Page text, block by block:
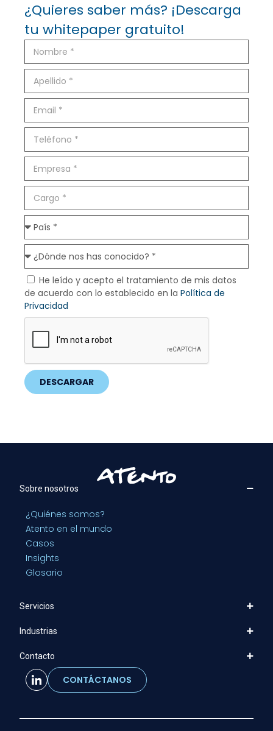
¿Quieres saber más? ¡Descarga
tu whitepaper gratuito!
He leído y acepto el tratamiento de mis datos
de acuerdo con lo establecido en la Política de
Privacidad
DESCARGAR
Sobre nosotros
¿Quiénes somos?
Atento en el mundo
Casos
Insights
Glosario
Servicios
Industrias
Contacto
CONTÁCTANOS